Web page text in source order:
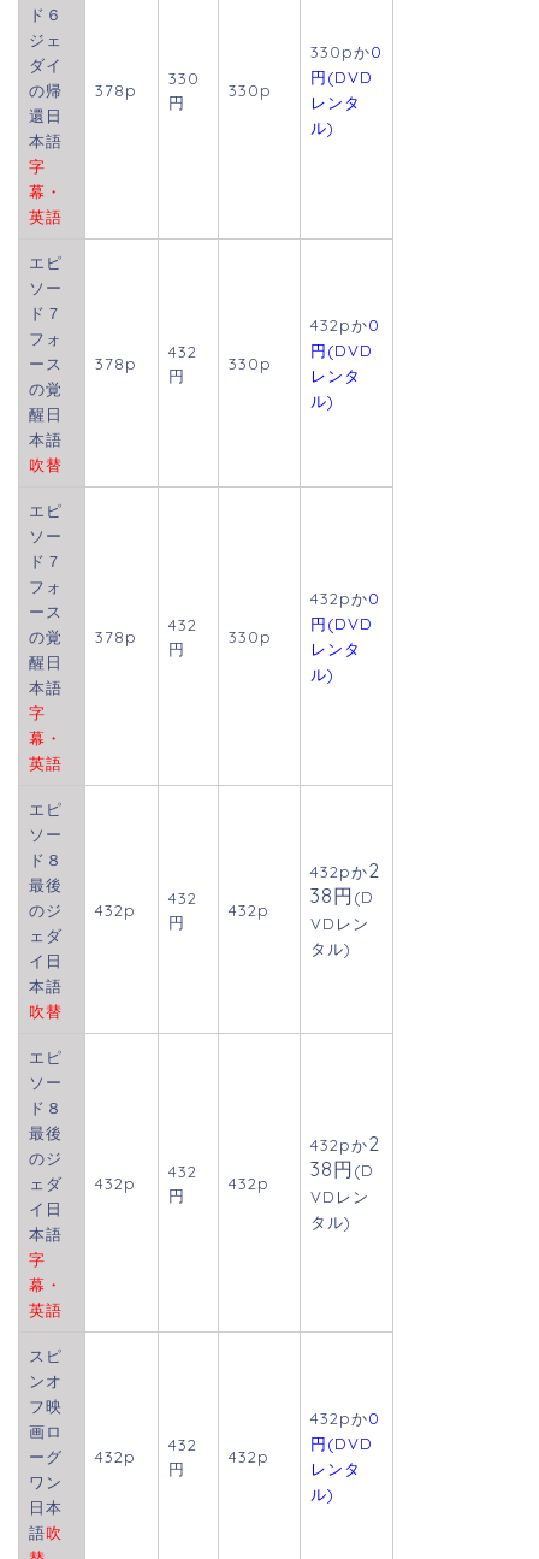
ド６
ジェ
ダイ
の帰
還日
本語
字
幕・
英語
378p
330
円
330p
330pか0
円(DVD
レンタ
ル)
エピ
ソー
ド７
フォ
ース
の覚
醒日
本語
吹替
378p
432
円
330p
432pか0
円(DVD
レンタ
ル)
エピ
ソー
ド７
フォ
ース
の覚
醒日
本語
字
幕・
英語
378p
432
円
330p
432pか0
円(DVD
レンタ
ル)
エピ
ソー
ド８
最後
のジ
ェダ
イ日
本語
吹替
432p
432
円
432p
432pか2
38円(D
VDレン
タル)
エピ
ソー
ド８
最後
のジ
ェダ
イ日
本語
字
幕・
英語
432p
432
円
432p
432pか2
38円(D
VDレン
タル)
スピ
ンオ
フ映
画ロ
ーグ
ワン
日本
語吹
432p
432
円
432p
432pか0
円(DVD
レンタ
ル)